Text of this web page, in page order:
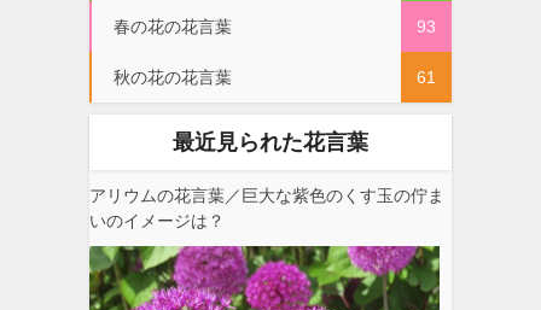
春の花の花言葉 93
秋の花の花言葉 61
最近見られた花言葉
アリウムの花言葉／巨大な紫色のくす玉の佇ま
いのイメージは？